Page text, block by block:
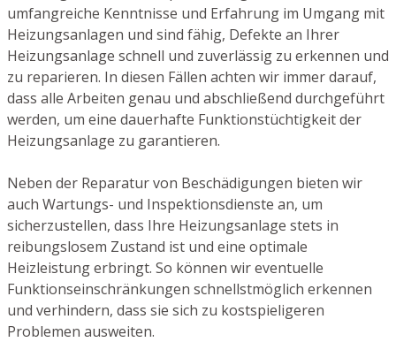
umfangreiche Kenntnisse und Erfahrung im Umgang mit
Heizungsanlagen und sind fähig, Defekte an Ihrer
Heizungsanlage schnell und zuverlässig zu erkennen und
zu reparieren. In diesen Fällen achten wir immer darauf,
dass alle Arbeiten genau und abschließend durchgeführt
werden, um eine dauerhafte Funktionstüchtigkeit der
Heizungsanlage zu garantieren.
Neben der Reparatur von Beschädigungen bieten wir
auch Wartungs- und Inspektionsdienste an, um
sicherzustellen, dass Ihre Heizungsanlage stets in
reibungslosem Zustand ist und eine optimale
Heizleistung erbringt. So können wir eventuelle
Funktionseinschränkungen schnellstmöglich erkennen
und verhindern, dass sie sich zu kostspieligeren
Problemen ausweiten.